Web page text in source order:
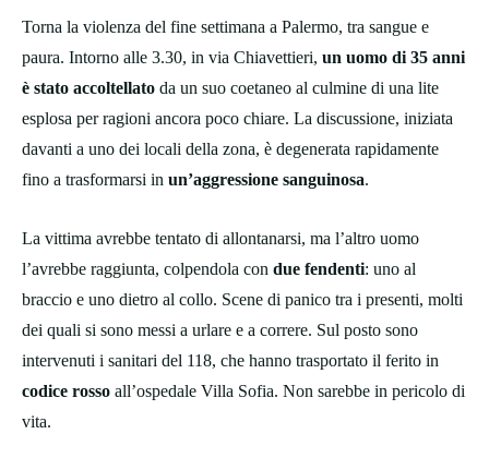
Torna la violenza del fine settimana a Palermo, tra sangue e
paura. Intorno alle 3.30, in via Chiavettieri, un uomo di 35 anni
è stato accoltellato da un suo coetaneo al culmine di una lite
esplosa per ragioni ancora poco chiare. La discussione, iniziata
davanti a uno dei locali della zona, è degenerata rapidamente
fino a trasformarsi in un’aggressione sanguinosa.
La vittima avrebbe tentato di allontanarsi, ma l’altro uomo
l’avrebbe raggiunta, colpendola con due fendenti: uno al
braccio e uno dietro al collo. Scene di panico tra i presenti, molti
dei quali si sono messi a urlare e a correre. Sul posto sono
intervenuti i sanitari del 118, che hanno trasportato il ferito in
codice rosso all’ospedale Villa Sofia. Non sarebbe in pericolo di
vita.